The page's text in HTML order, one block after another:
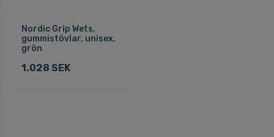
Nordic Grip Wets,
gummistövlar, unisex,
grön
1.028 SEK